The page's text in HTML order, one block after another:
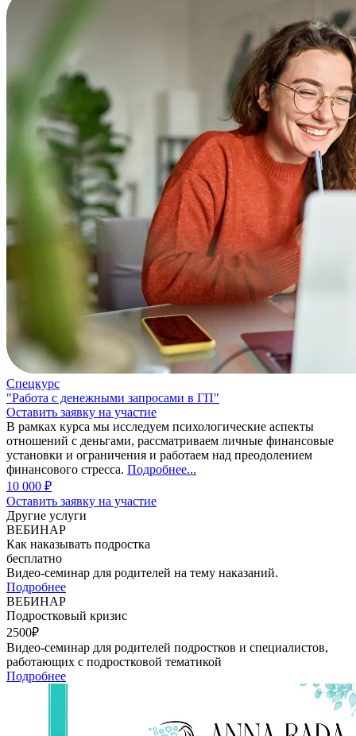
Спецкурс
"Работа с денежными запросами в ГП"
Оставить заявку на участие
В рамках курса мы исследуем психологические аспекты
отношений с деньгами, рассматриваем личные финансовые
установки и ограничения и работаем над преодолением
финансового стресса. Подробнее...
10 000 ₽
Оставить заявку на участие
Другие услуги
ВЕБИНАР
Как наказывать подростка
бесплатно
Видео-семинар для родителей на тему наказаний.
Подробнее
ВЕБИНАР
Подростковый кризис
2500₽
Видео-семинар для родителей подростков и специалистов,
работающих с подростковой тематикой
Подробнее